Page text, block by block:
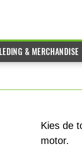
& MERCHANDISE
Kies de
motor.